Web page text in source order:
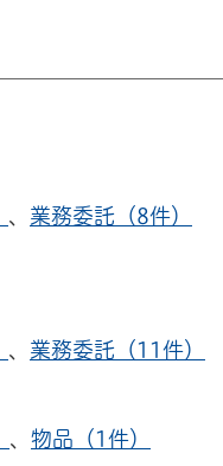
、 業務委託（8件）
、 業務委託（11件）
、 物品（1件）